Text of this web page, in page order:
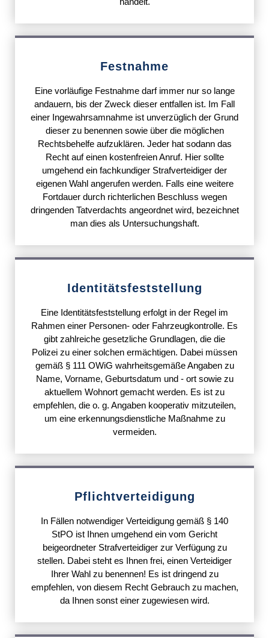
Festnahme
Eine vorläufige Festnahme darf immer nur so lange
andauern, bis der Zweck dieser entfallen ist. Im Fall
einer Ingewahrsamnahme ist unverzüglich der Grund
dieser zu benennen sowie über die möglichen
Rechtsbehelfe aufzuklären. Jeder hat sodann das
Recht auf einen kostenfreien Anruf. Hier sollte
umgehend ein fachkundiger Strafverteidiger der
eigenen Wahl angerufen werden. Falls eine weitere
Fortdauer durch richterlichen Beschluss wegen
dringenden Tatverdachts angeordnet wird, bezeichnet
man dies als Untersuchungshaft.
Identitätsfeststellung
Eine Identitätsfeststellung erfolgt in der Regel im
Rahmen einer Personen- oder Fahrzeugkontrolle. Es
gibt zahlreiche gesetzliche Grundlagen, die die
Polizei zu einer solchen ermächtigen. Dabei müssen
gemäß § 111 OWiG wahrheitsgemäße Angaben zu
Name, Vorname, Geburtsdatum und - ort sowie zu
aktuellem Wohnort gemacht werden. Es ist zu
empfehlen, die o. g. Angaben kooperativ mitzuteilen,
um eine erkennungsdienstliche Maßnahme zu
vermeiden.
Pflichtverteidigung
In Fällen notwendiger Verteidigung gemäß § 140
StPO ist Ihnen umgehend ein vom Gericht
beigeordneter Strafverteidiger zur Verfügung zu
stellen. Dabei steht es Ihnen frei, einen Verteidiger
Ihrer Wahl zu benennen! Es ist dringend zu
empfehlen, von diesem Recht Gebrauch zu machen,
da Ihnen sonst einer zugewiesen wird.